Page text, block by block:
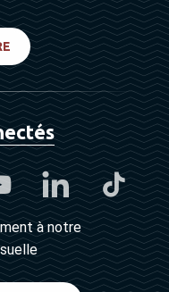
à notre